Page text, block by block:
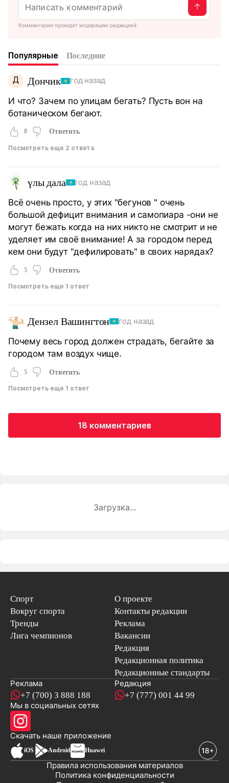
Комментарии проходят модерацию редакцией
Популярные Последние
Д Дончик год назад
И что? Зачем по улицам бегать? Пусть вон на
ботаническом бегают.
8 Ответить
Посмотреть еще 2 ответа
үлы дала год назад
Всё очень просто, у этих "бегунов " очень
большой дефицит внимания и самопиара -они не
могут бежать когда на них никто не смотрит и не
уделяет им своё внимание! А за городом перед
кем они будут "дефилировать" в своих нарядах?
5 Ответить
Посмотреть еще 1 ответ
Дензел Вашингтон год назад
Почему весь город должен страдать, бегайте за
городом там воздух чище.
5 Ответить
Посмотреть еще 1 ответ
18 комментариев
Загрузка...
Спорт
Вокруг спорта
Тренды
Лига чемпионов
О проекте
Контакты редакции
Реклама
Вакансии
Редакция
Редакционная политика
Редакционные стандарты
Реклама
+7 (700) 3 888 188
Редакция
+7 (777) 001 44 99
Мы в социальных сетях
Скачать наше приложениеновостей
iOS Android Huawei
Политика конфиденциальности
Правила использования материалов